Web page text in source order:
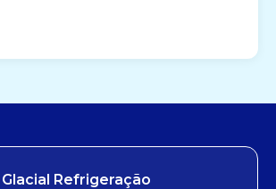
Glacial Refrigeração